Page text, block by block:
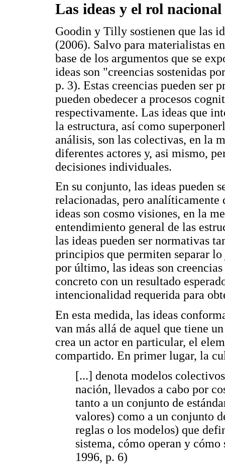
Las ideas y el rol nacional
Goodin y Tilly sostienen que las
(2006). Salvo para materialistas
base de los argumentos que se
ideas son "creencias sostenidas
p. 3). Estas creencias pueden ser
pueden obedecer a procesos
respectivamente. Las ideas que
la estructura, así como
análisis, son las colectivas, en la
diferentes actores y, asi mismo,
decisiones individuales.
En su conjunto, las ideas pueden
relacionadas, pero
ideas son cosmo visiones, en la
entendimiento general de las
las ideas pueden ser normativas
principios que permiten separar
por último, las ideas son
concreto con un resultado
intencionalidad requerida para
En esta medida, las ideas
van más allá de aquel que tiene
crea un actor en particular, el
compartido. En primer lugar, la
[...] denota modelos
nación, llevados a cabo por
tanto a un conjunto de
valores) como a un conjunto
reglas o los modelos) que
sistema, cómo operan y
1996, p. 6)